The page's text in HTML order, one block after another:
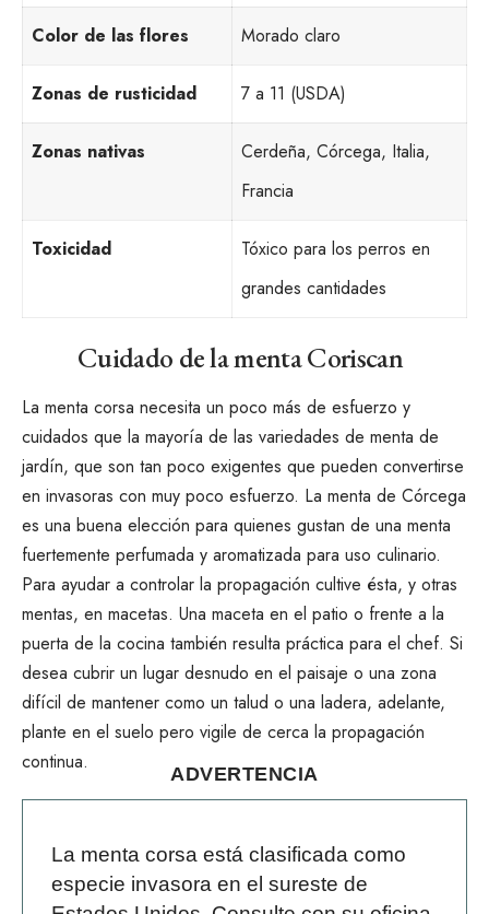
Color de las flores Morado claro
Zonas de rusticidad 7 a 11 (USDA)
Zonas nativas
Cerdeña, Córcega, Italia,
Francia
Toxicidad
Tóxico para los perros en
grandes cantidades
Cuidado de la menta Coriscan
La menta corsa necesita un poco más de esfuerzo y
cuidados que la mayoría de las variedades de menta de
jardín, que son tan poco exigentes que pueden convertirse
en invasoras con muy poco esfuerzo. La menta de Córcega
es una buena elección para quienes gustan de una menta
fuertemente perfumada y aromatizada para uso culinario.
Para ayudar a controlar la propagación cultive ésta, y otras
mentas, en macetas. Una maceta en el patio o frente a la
puerta de la cocina también resulta práctica para el chef. Si
desea cubrir un lugar desnudo en el paisaje o una zona
difícil de mantener como un talud o una ladera, adelante,
plante en el suelo pero vigile de cerca la propagación
continua.
ADVERTENCIA
La menta corsa está clasificada como
especie invasora en el sureste de